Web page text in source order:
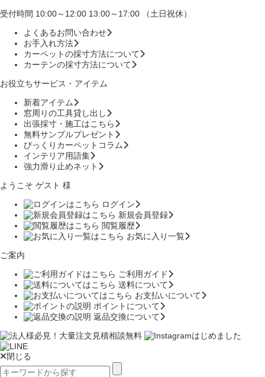
受付時間 10:00～12:00 13:00～17:00 （土日祝休）
よくあるお問い合わせ
お手入れ方法
カーペットの採寸方法について
カーテンの採寸方法について
お役立ちサービス・アイテム
新着アイテム
窓周りの工具貸し出し
出張採寸・施工はこちら
無料サンプルプレゼント
びっくりカーペットコラム
インテリア用語集
強力滑り止めネット
ようこそ ゲスト 様
ログイン
新規会員登録
閲覧履歴
お気に入り一覧
ご案内
ご利用ガイド
送料について
お支払いについて
ポイントについて
返品交換について
閉じる